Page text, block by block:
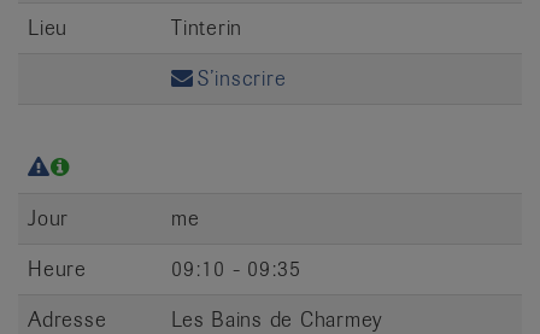
Lieu
Tinterin
S’inscrire
Jour
me
Heure
09:10 - 09:35
Adresse
Les Bains de Charmey